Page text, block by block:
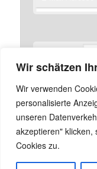
Wir schätzen
Wir verwenden
personalisierte
unseren
akzeptieren" klicken,
Cookies zu.
Name, E-
für meinen